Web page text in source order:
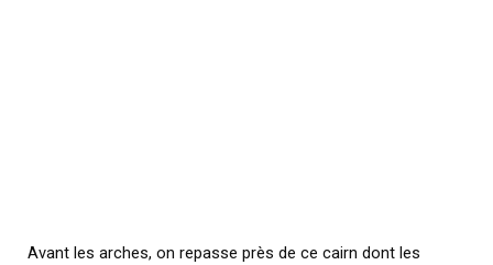
Avant les arches, on repasse près de ce cairn dont les